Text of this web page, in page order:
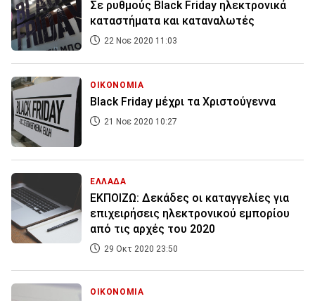
Σε ρυθμούς Black Friday ηλεκτρονικά
καταστήματα και καταναλωτές
22 Νοε 2020 11:03
ΟΙΚΟΝΟΜΙΑ
Black Friday μέχρι τα Χριστούγεννα
21 Νοε 2020 10:27
ΕΛΛΑΔΑ
ΕΚΠΟΙΖΩ: Δεκάδες οι καταγγελίες για
επιχειρήσεις ηλεκτρονικού εμπορίου
από τις αρχές του 2020
29 Οκτ 2020 23:50
ΟΙΚΟΝΟΜΙΑ